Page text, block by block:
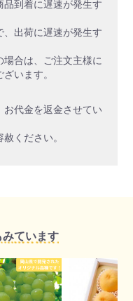
品到着に遅速が発生す
、出荷に遅速が発生す
場合は、ご注文主様に
います。
お代金を返金させてい
ください。
みています